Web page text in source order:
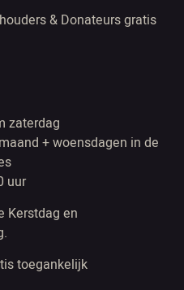
& Donateurs gratis
zaterdag
+ woensdagen in de
uur
Kerstdag en
toegankelijk